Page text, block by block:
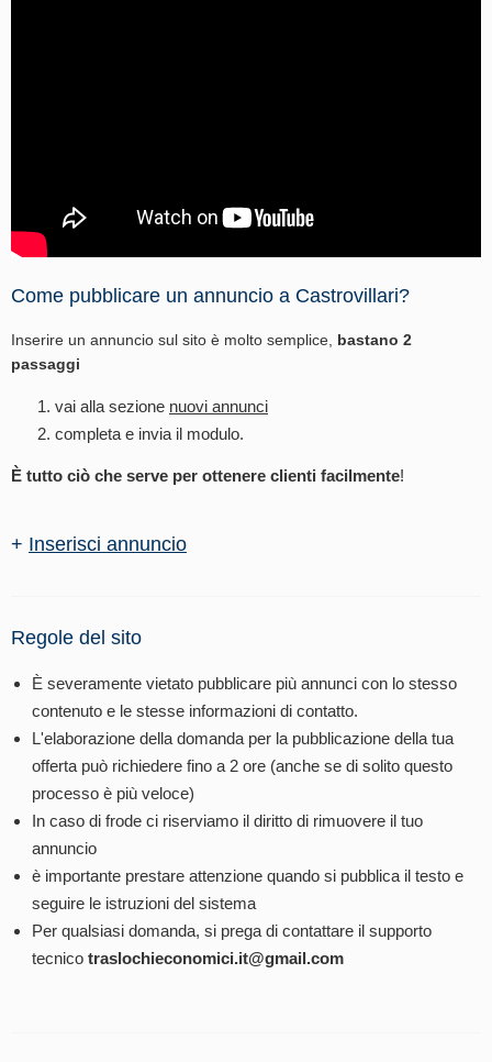
Come pubblicare un annuncio a Castrovillari?
Inserire un annuncio sul sito è molto semplice, bastano 2
passaggi
vai alla sezione nuovi annunci
completa e invia il modulo.
È tutto ciò che serve per ottenere clienti facilmente!
+ Inserisci annuncio
Regole del sito
È severamente vietato pubblicare più annunci con lo stesso
contenuto e le stesse informazioni di contatto.
L'elaborazione della domanda per la pubblicazione della tua
offerta può richiedere fino a 2 ore (anche se di solito questo
processo è più veloce)
In caso di frode ci riserviamo il diritto di rimuovere il tuo
annuncio
è importante prestare attenzione quando si pubblica il testo e
seguire le istruzioni del sistema
Per qualsiasi domanda, si prega di contattare il supporto
tecnico traslochieconomici.it@gmail.com